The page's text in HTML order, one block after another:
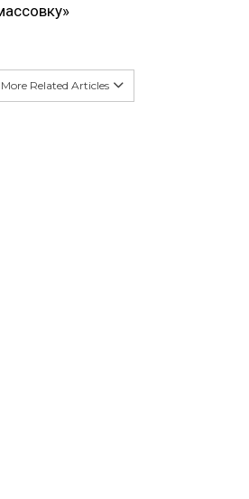
Related Articles